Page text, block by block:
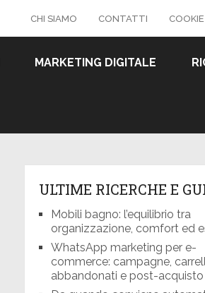
CHI SIAMO CONTATTI
MARKETING DIGITALE
ULTIME RICERCHE E
Mobili bagno: l’equilibrio tra
organizzazione, comfort ed
WhatsApp marketing per e-
commerce: campagne,
abbandonati e post-acquisto